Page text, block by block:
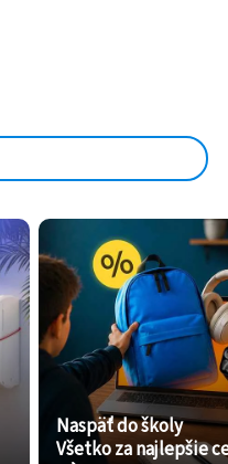
Naspäť do školy
Všetko za najlepšie